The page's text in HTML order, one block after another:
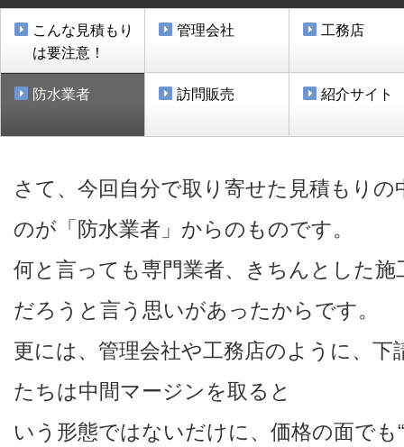
こんな見積もり
は要注意！
管理会社 工務店
防水業者 訪問販売 紹介サイト
さて、今回自分で取り寄せた見積もりの
のが「防水業者」からのものです。
何と言っても専門業者、きちんとした
だろうと言う思いがあったからです。
更には、管理会社や工務店のように、下
たちは中間マージンを取ると
いう形態ではないだけに、価格の面でも